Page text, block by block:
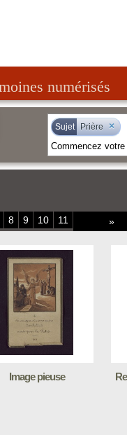
numérisés
Sujet Prière ×
8 9 10 11 »
Image pieuse